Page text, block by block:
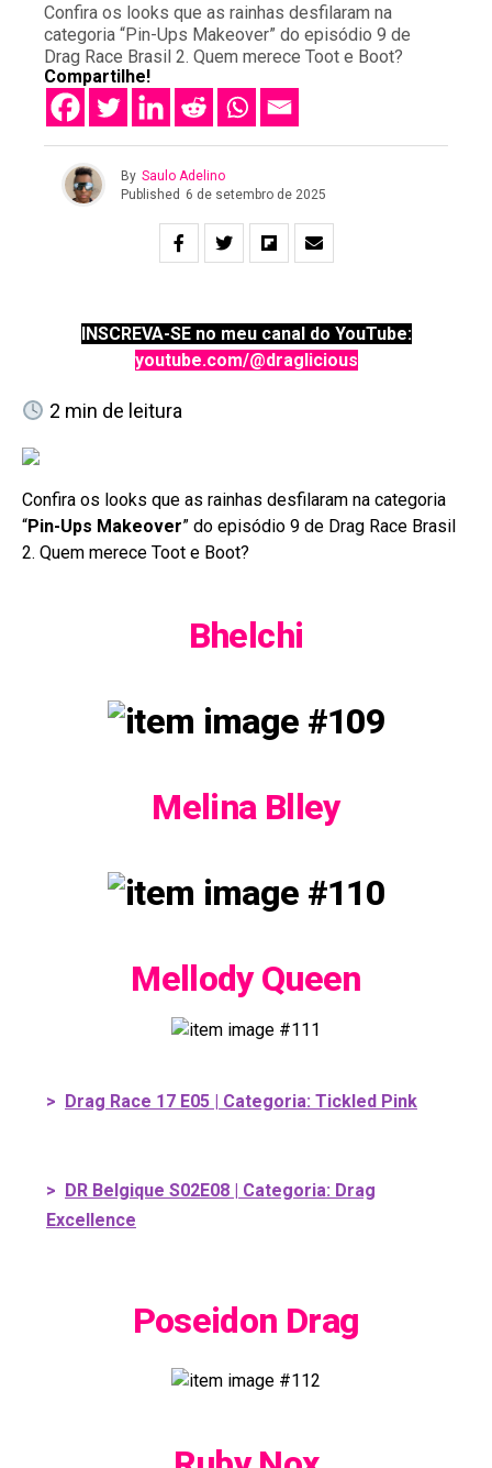
Confira os looks que as rainhas desfilaram na
categoria “Pin-Ups Makeover” do episódio 9 de
Drag Race Brasil 2. Quem merece Toot e Boot?
Compartilhe!
By Saulo Adelino
Published 6 de setembro de 2025
INSCREVA-SE no meu canal do YouTube:
youtube.com/@draglicious
2 min de leitura
Confira os looks que as rainhas desfilaram na categoria
“Pin-Ups Makeover” do episódio 9 de Drag Race Brasil
2. Quem merece Toot e Boot?
Bhelchi
Melina Blley
Mellody Queen
> Drag Race 17 E05 | Categoria: Tickled Pink
> DR Belgique S02E08 | Categoria: Drag
Excellence
Poseidon Drag